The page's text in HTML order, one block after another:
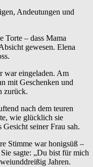
Andeutungen und
Torte – dass Mama
gewesen. Elena
war eingeladen. Am
mit Geschenken und
zurück.
nach dem teuren
wie glücklich sie
Gesicht seiner Frau sah.
Stimme war honigsüß –
sagte: „Du bist für mich
Jahren.